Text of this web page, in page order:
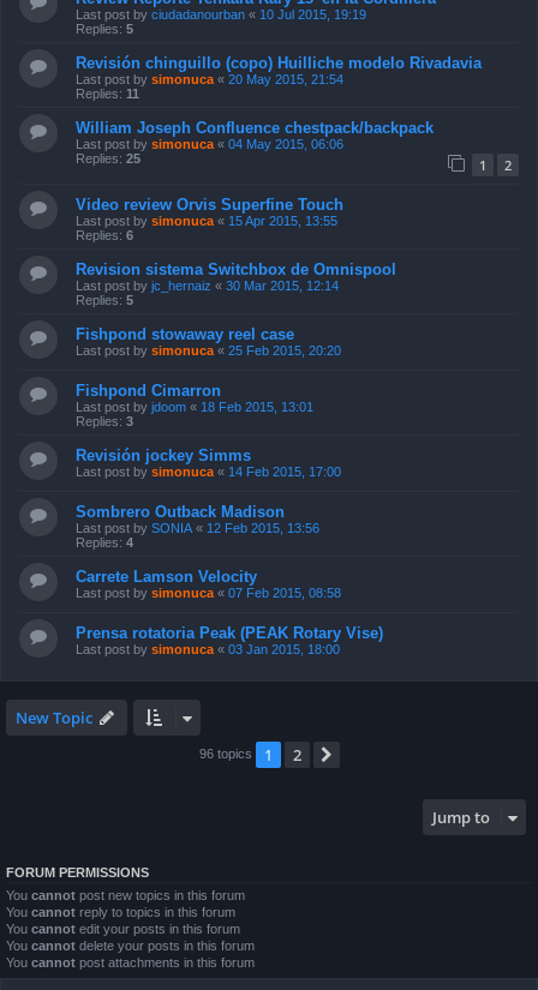
Last post by ciudadanourban « 10 Jul 2015, 19:19
Replies: 5
Revisión chinguillo (copo) Huilliche modelo Rivadavia
Last post by simonuca « 20 May 2015, 21:54
Replies: 11
William Joseph Confluence chestpack/backpack
Last post by simonuca « 04 May 2015, 06:06
Replies: 25 1 2
Video review Orvis Superfine Touch
Last post by simonuca « 15 Apr 2015, 13:55
Replies: 6
Revision sistema Switchbox de Omnispool
Last post by jc_hernaiz « 30 Mar 2015, 12:14
Replies: 5
Fishpond stowaway reel case
Last post by simonuca « 25 Feb 2015, 20:20
Fishpond Cimarron
Last post by jdoom « 18 Feb 2015, 13:01
Replies: 3
Revisión jockey Simms
Last post by simonuca « 14 Feb 2015, 17:00
Sombrero Outback Madison
Last post by SONIA « 12 Feb 2015, 13:56
Replies: 4
Carrete Lamson Velocity
Last post by simonuca « 07 Feb 2015, 08:58
Prensa rotatoria Peak (PEAK Rotary Vise)
Last post by simonuca « 03 Jan 2015, 18:00
New Topic
96 topics 1 2
Jump to
FORUM PERMISSIONS
You cannot post new topics in this forum
You cannot reply to topics in this forum
You cannot edit your posts in this forum
You cannot delete your posts in this forum
You cannot post attachments in this forum